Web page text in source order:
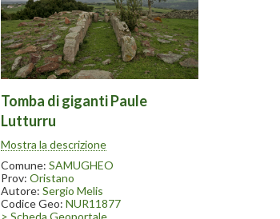
Tomba di giganti Paule
Lutturru
Scavata nel 1996-97. Nelle vicinanze
sono state ritrovate numerose statue
menhir conservate in parte presso il
museo dell’arte tessile in Samugheo
Mostra la descrizione
Comune:SAMUGHEO
Prov:Oristano
Autore:Sergio Melis
Codice Geo:NUR11877
> Scheda Geoportale